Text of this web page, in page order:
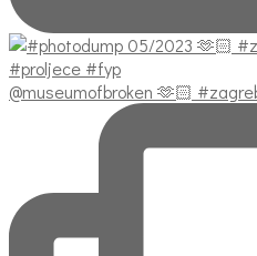
@museumofbroken 🫶🏻